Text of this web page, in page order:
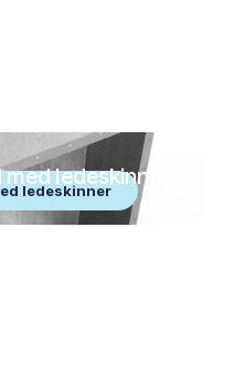
ledeskinner
ledeskinner